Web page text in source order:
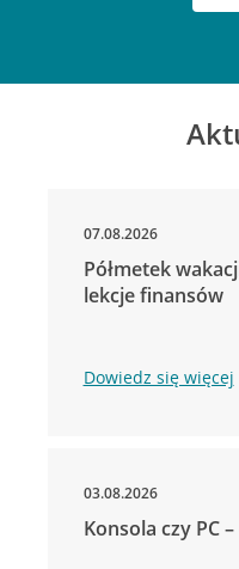
07.08.2026
Półmetek
lekcje finansów
Dowiedz się więcej
03.08.2026
Konsola czy PC